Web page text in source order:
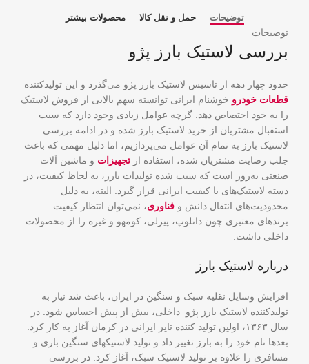
توضیحات حمل و نقل کالا محصولات بیشتر
توضیحات
بررسی لاستیک بارز پژو
حدود چهار دهه از تاسیس لاستیک بارز پژو می‌گذرد و این تولیدکننده
قطعات خودرو خوشنام ایرانی توانسته سهم بالایی از فروش لاستیک
را به خود اختصاص دهد‌. گرچه عوامل زیادی وجود دارد که سبب
استقبال مشتریان از خرید لاستیک بارز شده و در ادامه بررسی
لاستیک بارز به تمام آن عوامل می‌پردازیم، اما دلیل مهمی که باعث
جلب رضایت مشتریان شده، استفاده از تجهیزات و ماشین آلات
صنعتی به‌روز است که سبب شده تولیدات بارز، به لحاظ کیفیت، در
دسته لاستیک‌های با کیفیت ایرانی قرار گیرد. البته، به دلیل
محدودیت‌های انتقال دانش و فناوری، نمی‌توان انتظار کیفیت
برندهای معتبری چون دانلوپ، پیرلی، کومهو و غیره را از محصولات
داخلی داشت.
درباره لاستیک بارز
افزایش وسایل نقلیه سبک و سنگین در ایران، باعث شد نیاز به
تولیدکننده لاستیک بارز پژو داخلی، بیش از پیش احساس شود. در
سال ۱۳۶۳، اولین تولید کننده تایر ایرانی در کرمان آغاز به­ کار کرد.
بعدها نام خود را به بارز تغییر داد و تولید لاستیک­های سنگین باری و
مسافری را علاوه بر تولید لاستیک سبک، آغاز کرد. در بررسی